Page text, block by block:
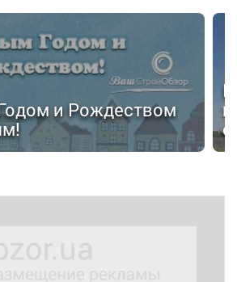
и Рождеством